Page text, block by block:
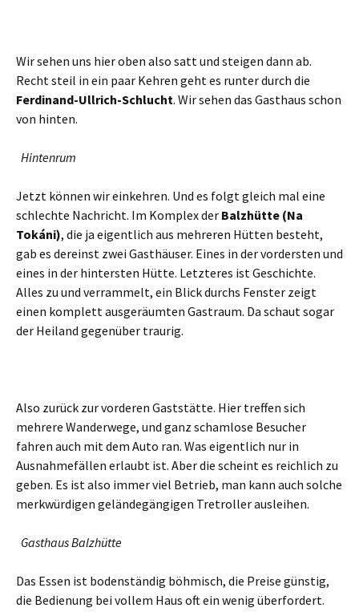
Wir sehen uns hier oben also satt und steigen dann ab.
Recht steil in ein paar Kehren geht es runter durch die
Ferdinand-Ullrich-Schlucht. Wir sehen das Gasthaus schon
von hinten.
Hintenrum
Jetzt können wir einkehren. Und es folgt gleich mal eine
schlechte Nachricht. Im Komplex der Balzhütte (Na
Tokáni), die ja eigentlich aus mehreren Hütten besteht,
gab es dereinst zwei Gasthäuser. Eines in der vordersten und
eines in der hintersten Hütte. Letzteres ist Geschichte.
Alles zu und verrammelt, ein Blick durchs Fenster zeigt
einen komplett ausgeräumten Gastraum. Da schaut sogar
der Heiland gegenüber traurig.
Also zurück zur vorderen Gaststätte. Hier treffen sich
mehrere Wanderwege, und ganz schamlose Besucher
fahren auch mit dem Auto ran. Was eigentlich nur in
Ausnahmefällen erlaubt ist. Aber die scheint es reichlich zu
geben. Es ist also immer viel Betrieb, man kann auch solche
merkwürdigen geländegängigen Tretroller ausleihen.
Gasthaus Balzhütte
Das Essen ist bodenständig böhmisch, die Preise günstig,
die Bedienung bei vollem Haus oft ein wenig überfordert.